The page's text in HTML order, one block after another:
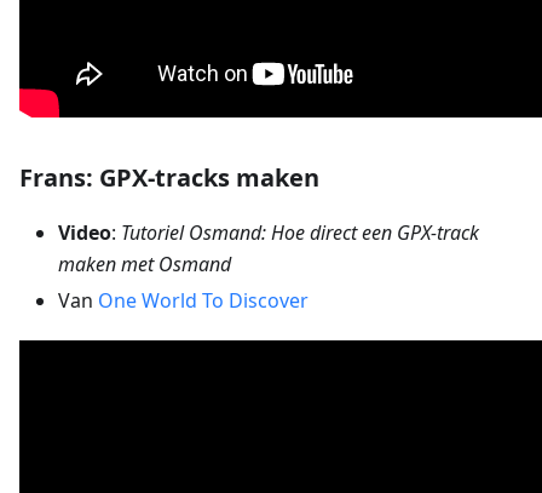
Frans: GPX-tracks maken
Video: Tutoriel Osmand: Hoe direct een GPX-track
maken met Osmand
Van One World To Discover